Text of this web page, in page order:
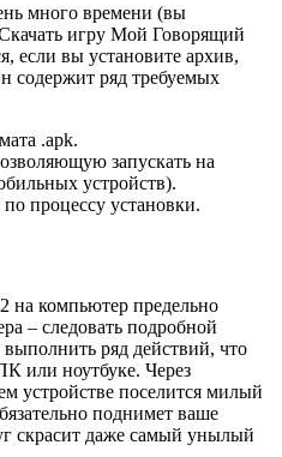
много времени (вы
игру Мой Говорящий
если вы установите архив,
содержит ряд требуемых
.apk.
запускать на
устройств).
процессу установки.
на компьютер предельно
– следовать подробной
ряд действий, что
или ноутбуке. Через
устройстве поселится милый
поднимет ваше
скрасит даже самый унылый